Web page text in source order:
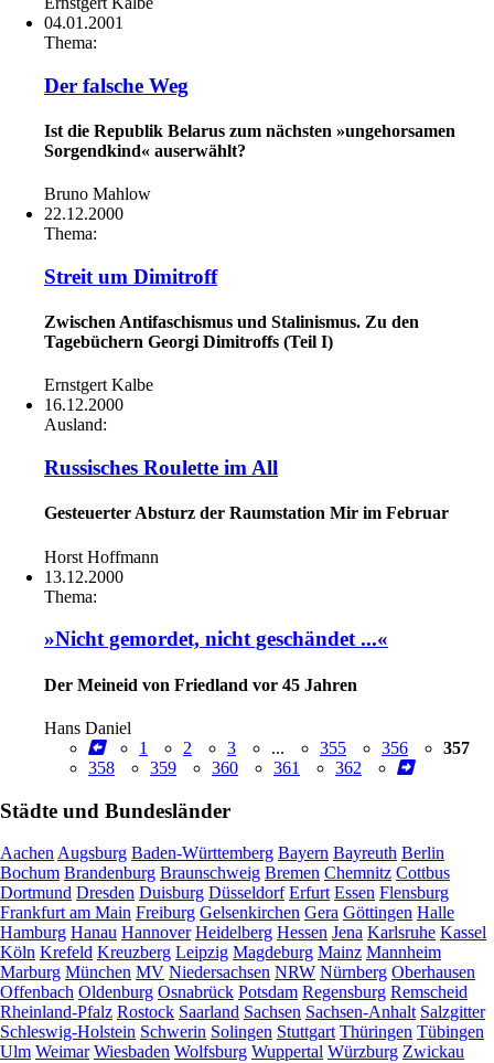
04.01.2001
Thema:
Der falsche Weg
Ist die Republik Belarus zum nächsten »ungehorsamen
Sorgendkind« auserwählt?
Bruno Mahlow
22.12.2000
Thema:
Streit um Dimitroff
Zwischen Antifaschismus und Stalinismus. Zu den
Tagebüchern Georgi Dimitroffs (Teil I)
Ernstgert Kalbe
16.12.2000
Ausland:
Russisches Roulette im All
Gesteuerter Absturz der Raumstation Mir im Februar
Horst Hoffmann
13.12.2000
Thema:
»Nicht gemordet, nicht geschändet ...«
Der Meineid von Friedland vor 45 Jahren
Hans Daniel
1
2 3 ... 355 356
357
358
359 360 361 362
Städte und Bundesländer
Aachen Augsburg Baden-Württemberg Bayern Bayreuth Berlin
Bochum Brandenburg Braunschweig Bremen Chemnitz Cottbus
Dortmund Dresden Duisburg Düsseldorf Erfurt Essen Flensburg
Frankfurt am Main Freiburg Gelsenkirchen Gera Göttingen Halle
Hamburg Hanau Hannover Heidelberg Hessen Jena Karlsruhe Kassel
Köln Krefeld Kreuzberg Leipzig Magdeburg Mainz Mannheim
Marburg München MV Niedersachsen NRW Nürnberg Oberhausen
Offenbach Oldenburg Osnabrück Potsdam Regensburg Remscheid
Rheinland-Pfalz Rostock Saarland Sachsen Sachsen-Anhalt Salzgitter
Schleswig-Holstein Schwerin Solingen Stuttgart Thüringen Tübingen
Ulm Weimar Wiesbaden Wolfsburg Wuppertal Würzburg Zwickau